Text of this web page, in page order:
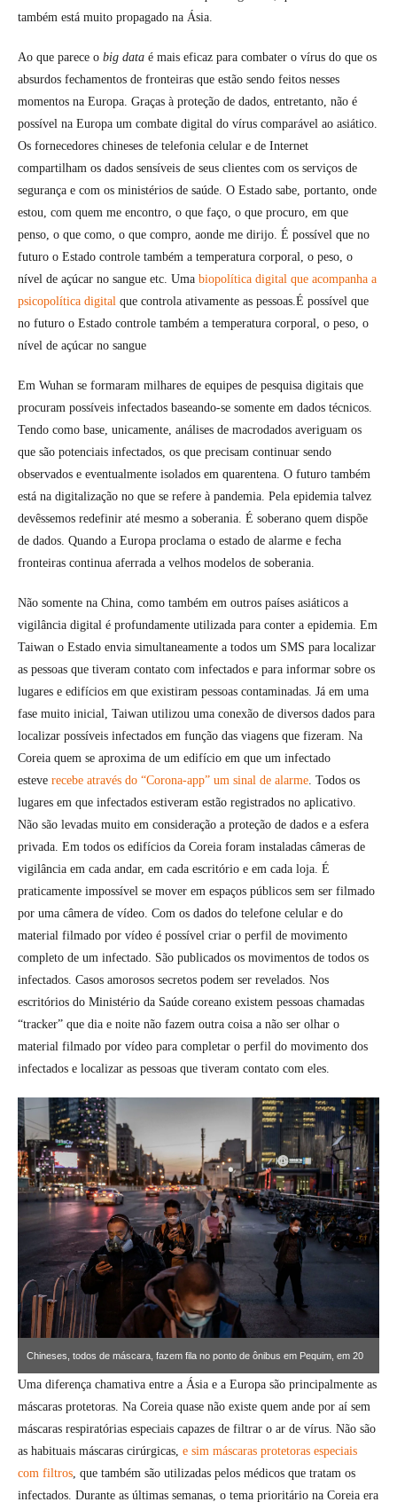
também está muito propagado na Ásia.
Ao que parece o big data é mais eficaz para combater o vírus do que os
absurdos fechamentos de fronteiras que estão sendo feitos nesses
momentos na Europa. Graças à proteção de dados, entretanto, não é
possível na Europa um combate digital do vírus comparável ao asiático.
Os fornecedores chineses de telefonia celular e de Internet
compartilham os dados sensíveis de seus clientes com os serviços de
segurança e com os ministérios de saúde. O Estado sabe, portanto, onde
estou, com quem me encontro, o que faço, o que procuro, em que
penso, o que como, o que compro, aonde me dirijo. É possível que no
futuro o Estado controle também a temperatura corporal, o peso, o
nível de açúcar no sangue etc. Uma biopolítica digital que acompanha a
psicopolítica digital que controla ativamente as pessoas.É possível que
no futuro o Estado controle também a temperatura corporal, o peso, o
nível de açúcar no sangue
Em Wuhan se formaram milhares de equipes de pesquisa digitais que
procuram possíveis infectados baseando-se somente em dados técnicos.
Tendo como base, unicamente, análises de macrodados averiguam os
que são potenciais infectados, os que precisam continuar sendo
observados e eventualmente isolados em quarentena. O futuro também
está na digitalização no que se refere à pandemia. Pela epidemia talvez
devêssemos redefinir até mesmo a soberania. É soberano quem dispõe
de dados. Quando a Europa proclama o estado de alarme e fecha
fronteiras continua aferrada a velhos modelos de soberania.
Não somente na China, como também em outros países asiáticos a
vigilância digital é profundamente utilizada para conter a epidemia. Em
Taiwan o Estado envia simultaneamente a todos um SMS para localizar
as pessoas que tiveram contato com infectados e para informar sobre os
lugares e edifícios em que existiram pessoas contaminadas. Já em uma
fase muito inicial, Taiwan utilizou uma conexão de diversos dados para
localizar possíveis infectados em função das viagens que fizeram. Na
Coreia quem se aproxima de um edifício em que um infectado
esteve recebe através do “Corona-app” um sinal de alarme. Todos os
lugares em que infectados estiveram estão registrados no aplicativo.
Não são levadas muito em consideração a proteção de dados e a esfera
privada. Em todos os edifícios da Coreia foram instaladas câmeras de
vigilância em cada andar, em cada escritório e em cada loja. É
praticamente impossível se mover em espaços públicos sem ser filmado
por uma câmera de vídeo. Com os dados do telefone celular e do
material filmado por vídeo é possível criar o perfil de movimento
completo de um infectado. São publicados os movimentos de todos os
infectados. Casos amorosos secretos podem ser revelados. Nos
escritórios do Ministério da Saúde coreano existem pessoas chamadas
“tracker” que dia e noite não fazem outra coisa a não ser olhar o
material filmado por vídeo para completar o perfil do movimento dos
infectados e localizar as pessoas que tiveram contato com eles.
Chineses, todos de máscara, fazem fila no ponto de ônibus em Pequim, em 20
de março.KEVIN FRAYER / GETTY IMAGES
Uma diferença chamativa entre a Ásia e a Europa são principalmente as
máscaras protetoras. Na Coreia quase não existe quem ande por aí sem
máscaras respiratórias especiais capazes de filtrar o ar de vírus. Não são
as habituais máscaras cirúrgicas, e sim máscaras protetoras especiais
com filtros, que também são utilizadas pelos médicos que tratam os
infectados. Durante as últimas semanas, o tema prioritário na Coreia era